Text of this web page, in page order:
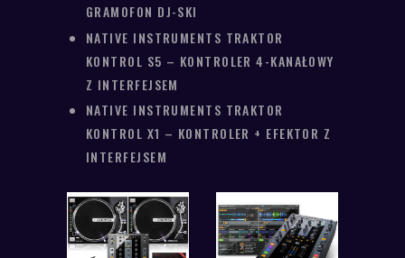
GRAMOFON DJ-SKI
NATIVE INSTRUMENTS TRAKTOR
KONTROL S5 – KONTROLER 4-KANAŁOWY
Z INTERFEJSEM
NATIVE INSTRUMENTS TRAKTOR
KONTROL X1 – KONTROLER + EFEKTOR Z
INTERFEJSEM